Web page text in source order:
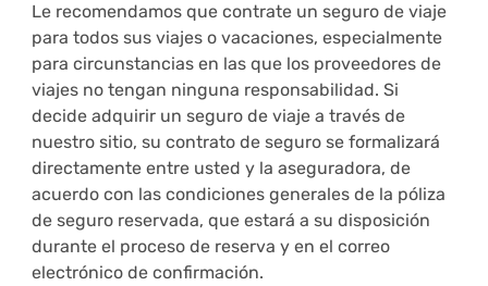
Le recomendamos que contrate un seguro de viaje
para todos sus viajes o vacaciones, especialmente
para circunstancias en las que los proveedores de
viajes no tengan ninguna responsabilidad. Si
decide adquirir un seguro de viaje a través de
nuestro sitio, su contrato de seguro se formalizará
directamente entre usted y la aseguradora, de
acuerdo con las condiciones generales de la póliza
de seguro reservada, que estará a su disposición
durante el proceso de reserva y en el correo
electrónico de confirmación.